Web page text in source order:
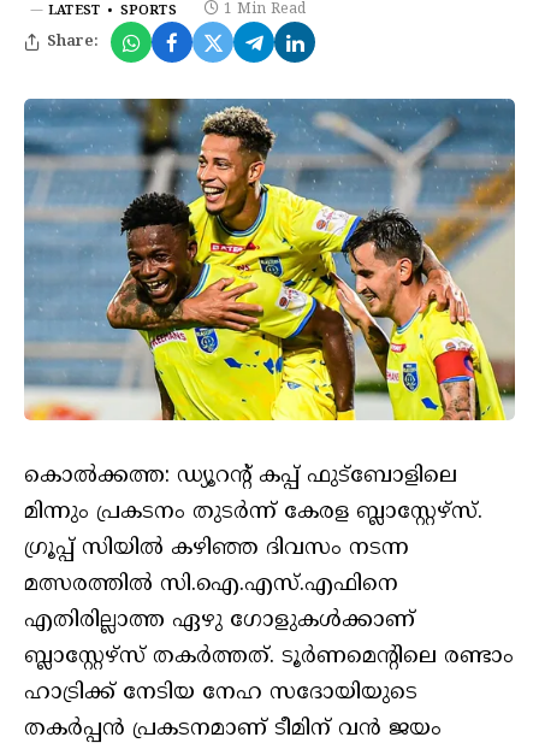
LATEST SPORTS 1 Min Read
Share:
കൊല്‍ക്കത്ത: ഡ്യൂറന്റ് കപ്പ് ഫുട്ബോളിലെ
മിന്നും പ്രകടനം തുടര്‍ന്ന് കേരള ബ്ലാസ്റ്റേഴ്സ്.
ഗ്രൂപ്പ് സിയില്‍ കഴിഞ്ഞ ദിവസം നടന്ന
മത്സരത്തില്‍ സി.ഐ.എസ്.എഫിനെ
എതിരില്ലാത്ത ഏഴു ഗോളുകള്‍ക്കാണ്
ബ്ലാസ്റ്റേഴ്സ് തകര്‍ത്തത്. ടൂര്‍ണമെന്റിലെ രണ്ടാം
ഹാട്രിക്ക് നേടിയ നേഹ സദോയിയുടെ
തകര്‍പ്പന്‍ പ്രകടനമാണ് ടീമിന് വന്‍ ജയം